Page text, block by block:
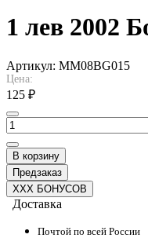
1 лев 2002
Артикул: MM08BG015
Цена:
125 ₽
В корзину
Предзаказ
XXX БОНУСОВ
Доставка
Почтой по всей России